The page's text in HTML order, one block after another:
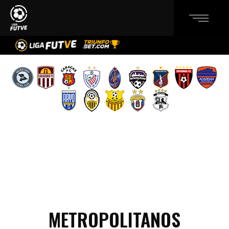
METROPOLITANOS